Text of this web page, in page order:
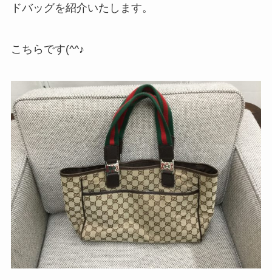
ドバッグを紹介いたします。
こちらです(^^♪